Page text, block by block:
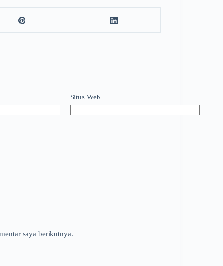
Situs Web
saya berikutnya.